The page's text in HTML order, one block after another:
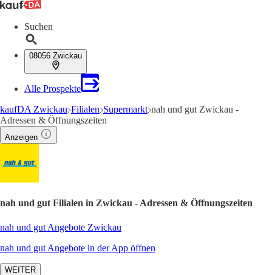
Suchen
08056 Zwickau
Alle Prospekte
kaufDA Zwickau Filialen Supermarkt nah und gut Zwickau -
Adressen & Öffnungszeiten
Anzeigen
nah und gut Filialen in Zwickau - Adressen & Öffnungszeiten
nah und gut Angebote Zwickau
nah und gut Angebote in der App öffnen
WEITER